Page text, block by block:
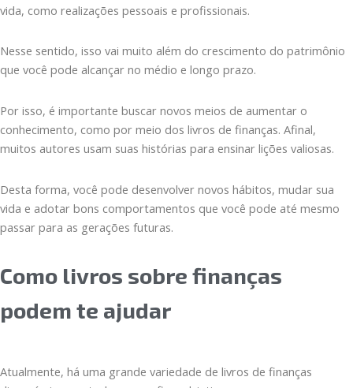
vida, como realizações pessoais e profissionais.
Nesse sentido, isso vai muito além do crescimento do patrimônio
que você pode alcançar no médio e longo prazo.
Por isso, é importante buscar novos meios de aumentar o
conhecimento, como por meio dos livros de finanças. Afinal,
muitos autores usam suas histórias para ensinar lições valiosas.
Desta forma, você pode desenvolver novos hábitos, mudar sua
vida e adotar bons comportamentos que você pode até mesmo
passar para as gerações futuras.
Como livros sobre finanças
podem te ajudar
Atualmente, há uma grande variedade de livros de finanças